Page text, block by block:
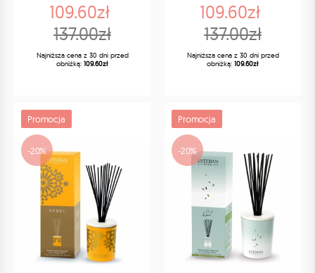
109.60zł
137.00zł
Najniższa cena z 30 dni przed
obniżką: 109.60zł
109.60zł
137.00zł
Najniższa cena z 30 dni przed
obniżką: 109.60zł
Promocja
-20%
Promocja
-20%